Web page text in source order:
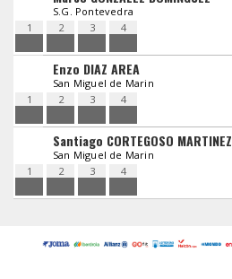
S.G. Pontevedra
1
2 3 4
Enzo DIAZ AREA
San Miguel de Marin
1
2 3 4
Santiago CORTEGOSO MARTINEZ
San Miguel de Marin
1
2 3 4